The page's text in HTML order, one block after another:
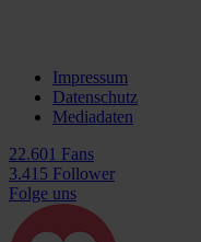
Impressum
Datenschutz
Mediadaten
22.601 Fans
3.415 Follower
Folge uns